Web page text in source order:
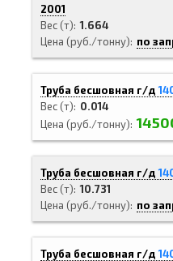
2001
Вес (т) 1.664
Цена (руб./тонну)
по
Труба бесшовная г/д
Вес (т)
0.014
Цена (руб./тонну)
Труба бесшовная г/д
Вес (т) 10.731
Цена (руб./тонну)
по
Труба бесшовная г/д